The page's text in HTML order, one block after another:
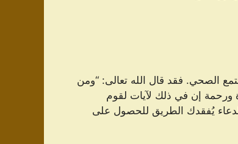
الصحي. فقد قال الله تعالى: “ومن
ورحمة إن في ذلك لآيات لقوم
الدعاء يُفقدك الطريق للحصول على